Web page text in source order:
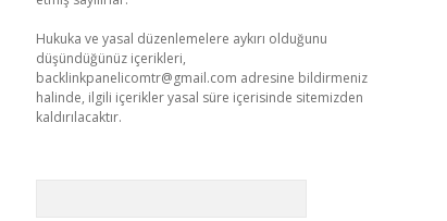
Hukuka ve yasal düzenlemelere aykırı olduğunu
düşündüğünüz içerikleri,
backlinkpanelicomtr@gmail.com adresine bildirmeniz
halinde, ilgili içerikler yasal süre içerisinde sitemizden
kaldırılacaktır.